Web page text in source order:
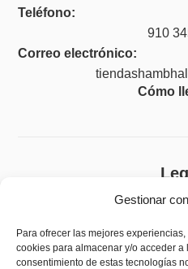
Gestionar
Para ofrecer las mejores
cookies para almacenar y/o acceder a
consentimiento de estas tecnologías
Teléfono:
910
Correo electrónico:
Cómo
Aviso
Política de
Política de